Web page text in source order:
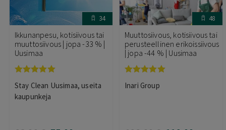
34
Ikkunanpesu, kotisiivous tai
muuttosiivous | jopa -33 % |
Uusimaa
tuotteesta:
5.00/ 5
Stay Clean Uusimaa, useita
kaupunkeja
48
Muuttosiivous, kotisiivous tai
perusteellinen erikoissiivous
| jopa -44 % | Uusimaa
tuotteesta:
Inari Group